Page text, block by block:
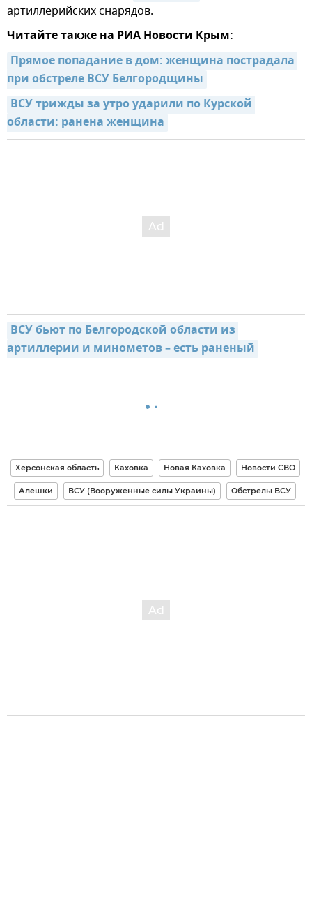
артиллерийских снарядов.
Читайте также на РИА Новости Крым:
Прямое попадание в дом: женщина пострадала
при обстреле ВСУ Белгородщины
ВСУ трижды за утро ударили по Курской
области: ранена женщина
ВСУ бьют по Белгородской области из
артиллерии и минометов – есть раненый
Херсонская область Каховка Новая Каховка Новости СВО
Алешки ВСУ (Вооруженные силы Украины) Обстрелы ВСУ